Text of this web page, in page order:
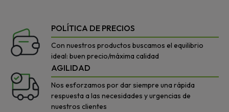
POLÍTICA DE PRECIOS
Con nuestros productos buscamos el equilibrio
ideal: buen precio/máxima calidad
AGILIDAD
Nos esforzamos por dar siempre una rápida
respuesta a las necesidades y urgencias de
nuestros clientes